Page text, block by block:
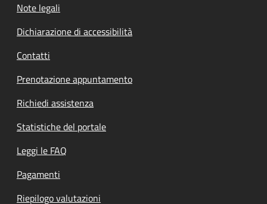
Note legali
Dichiarazione di accessibilità
Contatti
Prenotazione appuntamento
Richiedi assistenza
Statistiche del portale
Leggi le FAQ
Pagamenti
Riepilogo valutazioni